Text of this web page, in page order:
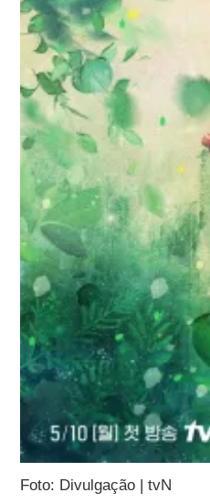
Foto: Divulgação | tvN